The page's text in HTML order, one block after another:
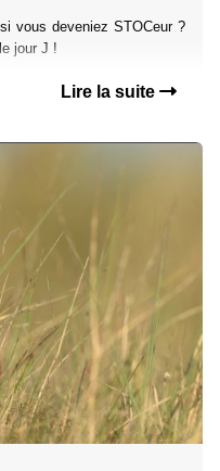
vous deveniez STOCeur ?
jour J !
Lire la suite